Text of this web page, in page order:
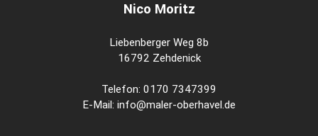
Nico Moritz
Liebenberger Weg 8b
16792 Zehdenick
Telefon: 0170 7347399
E-Mail: info@maler-oberhavel.de